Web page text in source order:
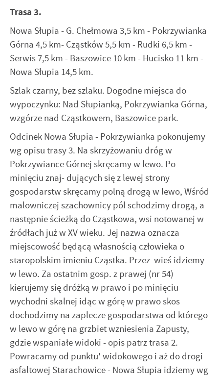
Trasa 3.
Nowa Słupia - G. Chełmowa 3,5 km - Pokrzywianka
Górna 4,5 km- Cząstków 5,5 km - Rudki 6,5 km -
Serwis 7,5 km - Baszowice 10 km - Hucisko 11 km -
Nowa Słupia 14,5 km.
Szlak czarny, bez szlaku. Dogodne miejsca do
wypoczynku: Nad Słupianką, Pokrzywianka Górna,
wzgórze nad Cząstkowem, Baszowice park.
Odcinek Nowa Słupia - Pokrzywianka pokonujemy
wg opisu trasy 3. Na skrzyżowaniu dróg w
Pokrzywiance Górnej skręcamy w lewo. Po
minięciu znaj- dujących się z lewej strony
gospodarstw skręcamy polną drogą w lewo, Wśród
malowniczej szachownicy pól schodzimy drogą, a
następnie ścieżką do Cząstkowa, wsi notowanej w
źródłach już w XV wieku. Jej nazwa oznacza
miejscowość będącą własnością człowieka o
staropolskim imieniu Cząstka. Przez wieś idziemy
w lewo. Za ostatnim gosp. z prawej (nr 54)
kierujemy się dróżką w prawo i po minięciu
wychodni skalnej idąc w górę w prawo skos
dochodzimy na zaplecze gospodarstwa od którego
w lewo w górę na grzbiet wzniesienia Zapusty,
gdzie wspaniałe widoki - opis patrz trasa 2.
Powracamy od punktu' widokowego i aż do drogi
asfaltowej Starachowice - Nowa Słupia idziemy wg